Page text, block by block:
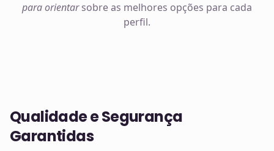
para orientarsobre as melhores opções para cada
perfil.
Qualidade e Segurança
Garantidas